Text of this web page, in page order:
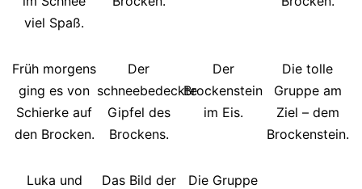
viel Spaß.
Früh morgens
ging es von
Schierke auf
den Brocken.
Der
schneebedeckte
Gipfel des
Brockens.
Der
Brockenstein
im Eis.
Die tolle
Gruppe am
Ziel – dem
Brockenstein.
Luka und Das Bild der Die Gruppe